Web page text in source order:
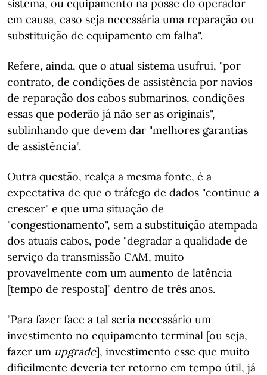
sistema, ou equipamento na posse do operador
em causa, caso seja necessária uma reparação ou
substituição de equipamento em falha".
Refere, ainda, que o atual sistema usufrui, "por
contrato, de condições de assistência por navios
de reparação dos cabos submarinos, condições
essas que poderão já não ser as originais",
sublinhando que devem dar "melhores garantias
de assistência".
Outra questão, realça a mesma fonte, é a
expectativa de que o tráfego de dados "continue a
crescer" e que uma situação de
"congestionamento", sem a substituição atempada
dos atuais cabos, pode "degradar a qualidade de
serviço da transmissão CAM, muito
provavelmente com um aumento de latência
[tempo de resposta]" dentro de três anos.
"Para fazer face a tal seria necessário um
investimento no equipamento terminal [ou seja,
fazer um upgrade], investimento esse que muito
dificilmente deveria ter retorno em tempo útil, já